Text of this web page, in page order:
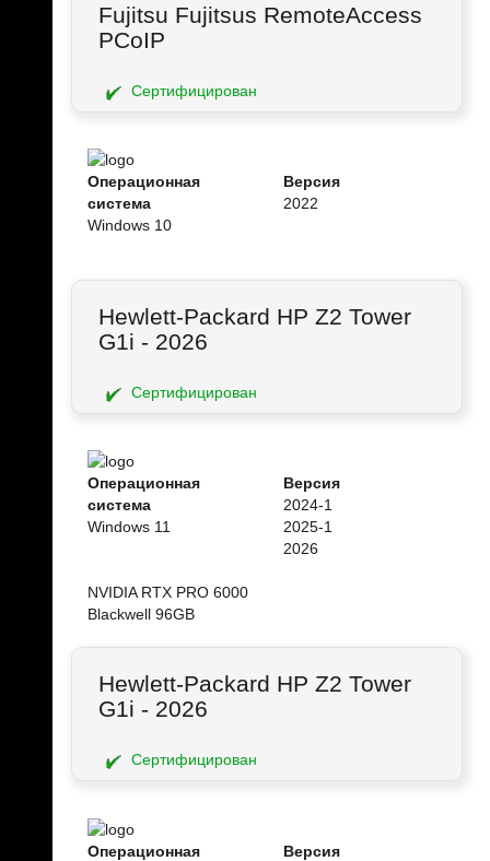
Fujitsu Fujitsus RemoteAccess
PCoIP
Сертифицирован
Операционная
система
Windows 10
Версия
2022
Hewlett-Packard HP Z2 Tower
G1i - 2026
Сертифицирован
Операционная
система
Windows 11
Версия
2024-1
2025-1
2026
NVIDIA RTX PRO 6000
Blackwell 96GB
Hewlett-Packard HP Z2 Tower
G1i - 2026
Сертифицирован
Операционная
Версия